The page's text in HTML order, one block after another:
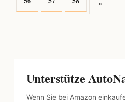
»
Unterstütze
Wenn Sie bei Amazon